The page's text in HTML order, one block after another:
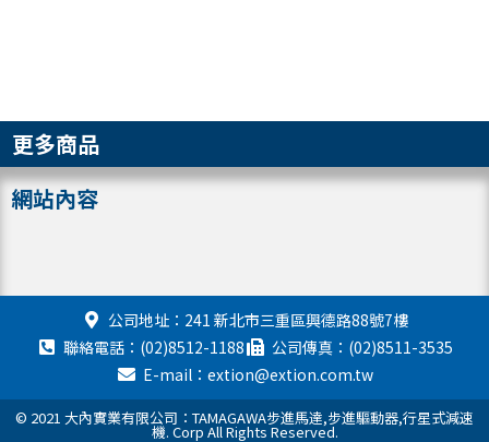
更多商品
網站內容
公司地址：241 新北市三重區興德路88號7樓
聯絡電話：(02)8512-1188
公司傳真：(02)8511-3535
E-mail：extion@extion.com.tw
© 2021 大內實業有限公司：TAMAGAWA步進馬達,步進驅動器,行星式減速
機. Corp All Rights Reserved.